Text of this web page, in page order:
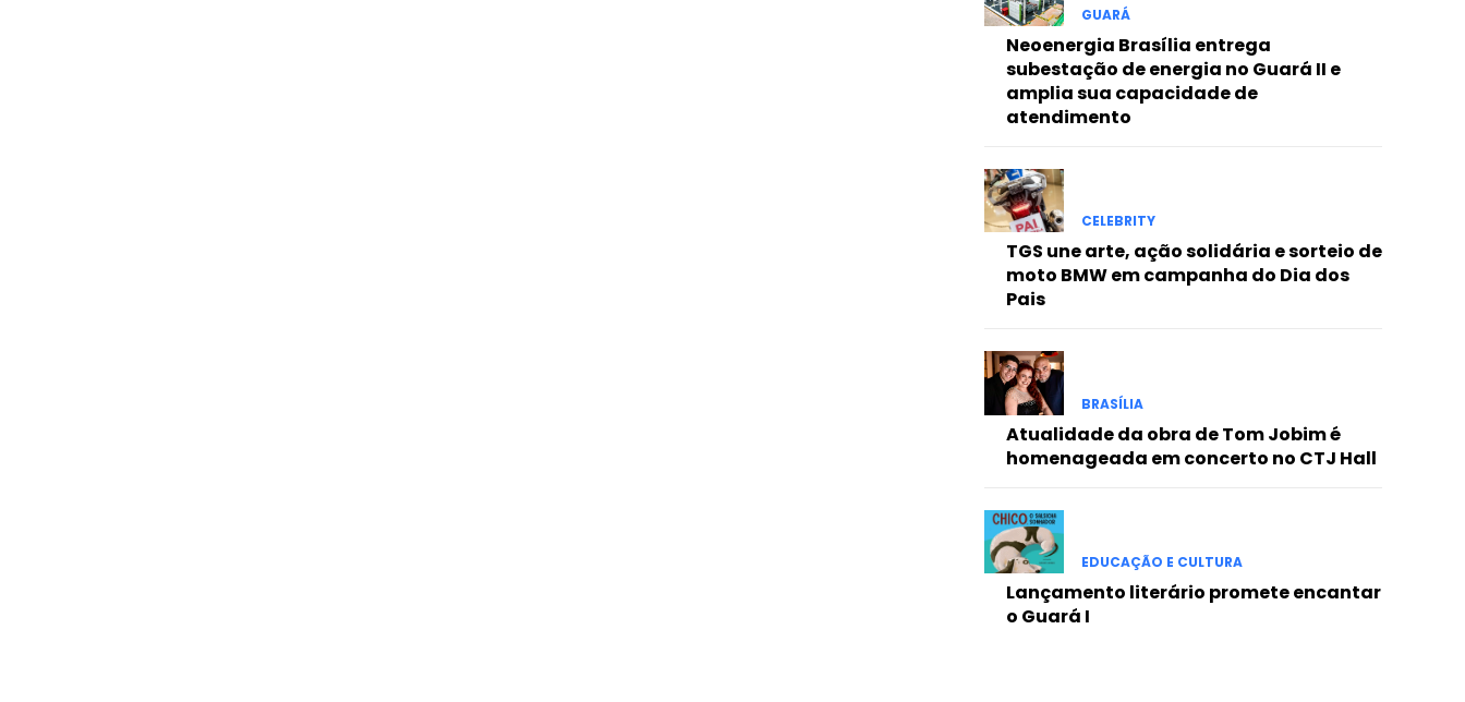
GUARÁ
Neoenergia Brasília entrega
subestação de energia no Guará II e
amplia sua capacidade de
atendimento
CELEBRITY
TGS une arte, ação solidária e sorteio de
moto BMW em campanha do Dia dos
Pais
BRASÍLIA
Atualidade da obra de Tom Jobim é
homenageada em concerto no CTJ Hall
EDUCAÇÃO E CULTURA
Lançamento literário promete encantar
o Guará I